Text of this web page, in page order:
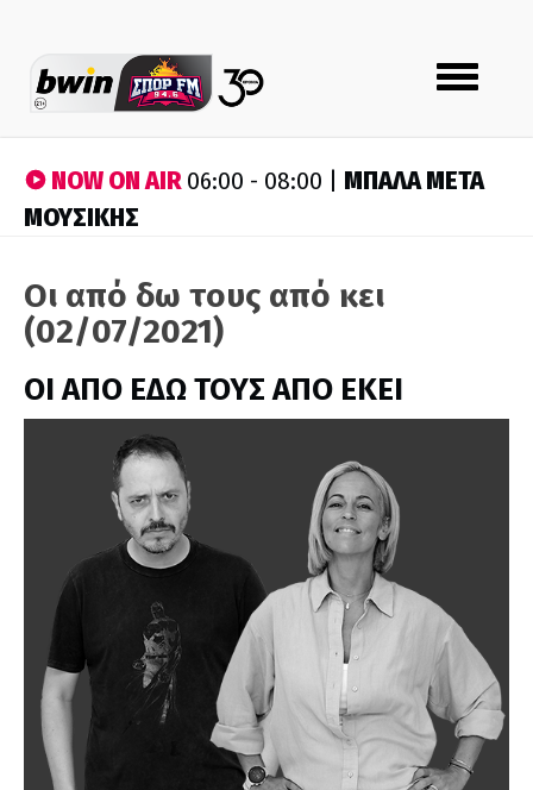
Toggle
navigation
NOW ON AIR06:00 - 08:00 | ΜΠΑΛΑ ΜΕΤΑ
ΜΟΥΣΙΚΗΣ
Οι από δω τους από κει
(02/07/2021)
ΟΙ ΑΠΟ ΕΔΩ ΤΟΥΣ ΑΠΟ ΕΚΕΙ